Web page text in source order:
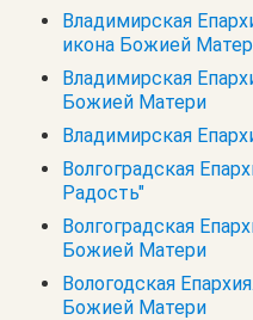
Владимирская
икона Божией
Владимирская
Божией Матери
Владимирская
Волгоградская
Радость"
Волгоградская
Божией Матери
Вологодская
Божией Матери